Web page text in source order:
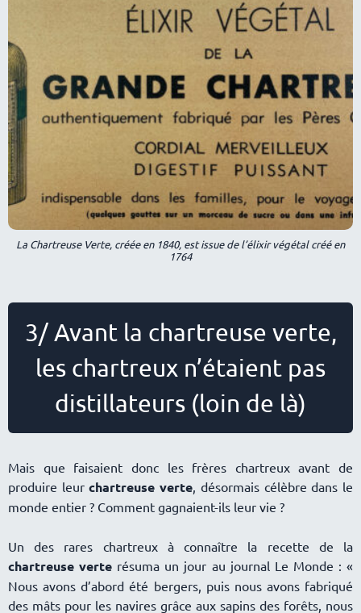
La Chartreuse Verte, créée en 1840, est issue de l’élixir végétal créé en
1764
3/ Avant la chartreuse verte,
les chartreux n’étaient pas
distillateurs (loin de là)
Mais que faisaient donc les frères chartreux avant de
produire leurchartreuse verte, désormais célèbre dans le
monde entier ? Comment gagnaient-ils leur vie ?
Un des rares chartreux à connaître la recette de la
chartreuse verte résuma un jour au journal Le Monde : «
Nous avons d’abord été bergers, puis nous avons fabriqué
des mâts pour les navires grâce aux sapins des forêts, nous